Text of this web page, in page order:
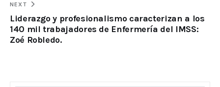
NEXT
Liderazgo y profesionalismo caracterizan a los
140 mil trabajadores de Enfermería del IMSS:
Zoé Robledo.